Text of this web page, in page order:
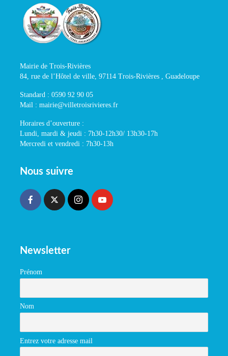
Mairie de Trois-Rivières
84, rue de l’Hôtel de ville, 97114 Trois-Rivières , Guadeloupe
Standard : 0590 92 90 05
Mail : mairie@villetroisrivieres.fr
Horaires d’ouverture :
Lundi, mardi & jeudi : 7h30-12h30/ 13h30-17h
Mercredi et vendredi : 7h30-13h
Nous suivre
Newsletter
Prénom
Nom
Entrez votre adresse mail